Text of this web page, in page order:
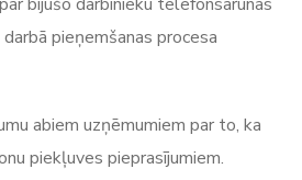
pieņemšanas procesa
abiem uzņēmumiem par to, ka
piekļuves pieprasījumiem.